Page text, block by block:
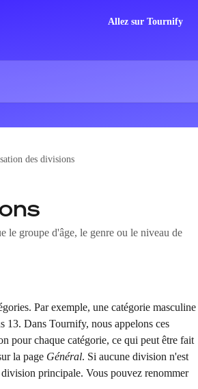
Allez sur Tournify
des divisions
le groupe d'âge, le genre ou le niveau de
Par exemple, une catégorie masculine
13. Dans Tournify, nous appelons ces
pour chaque catégorie, ce qui peut être fait
la page Général. Si aucune division n'est
division principale. Vous pouvez renommer